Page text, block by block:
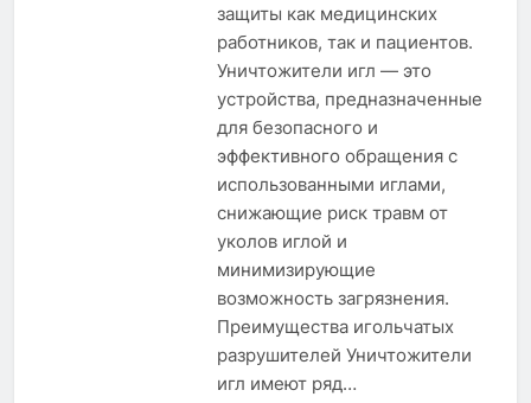
защиты как медицинских
работников, так и пациентов.
Уничтожители игл — это
устройства, предназначенные
для безопасного и
эффективного обращения с
использованными иглами,
снижающие риск травм от
уколов иглой и
минимизирующие
возможность загрязнения.
Преимущества игольчатых
разрушителей Уничтожители
игл имеют ряд…